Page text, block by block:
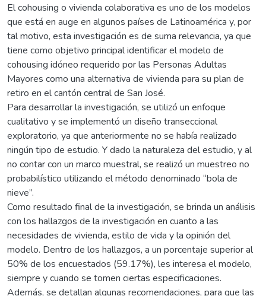
El cohousing o vivienda colaborativa es uno de los modelos
que está en auge en algunos países de Latinoamérica y, por
tal motivo, esta investigación es de suma relevancia, ya que
tiene como objetivo principal identificar el modelo de
cohousing idóneo requerido por las Personas Adultas
Mayores como una alternativa de vivienda para su plan de
retiro en el cantón central de San José.
Para desarrollar la investigación, se utilizó un enfoque
cualitativo y se implementó un diseño transeccional
exploratorio, ya que anteriormente no se había realizado
ningún tipo de estudio. Y dado la naturaleza del estudio, y al
no contar con un marco muestral, se realizó un muestreo no
probabilístico utilizando el método denominado “bola de
nieve”.
Como resultado final de la investigación, se brinda un análisis
con los hallazgos de la investigación en cuanto a las
necesidades de vivienda, estilo de vida y la opinión del
modelo. Dentro de los hallazgos, a un porcentaje superior al
50% de los encuestados (59.17%), les interesa el modelo,
siempre y cuando se tomen ciertas especificaciones.
Además, se detallan algunas recomendaciones, para que las